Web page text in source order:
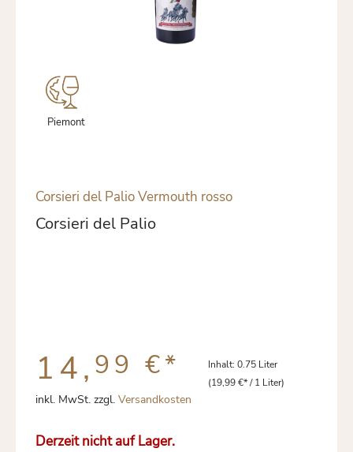
Piemont
Corsieri del Palio Vermouth rosso
Corsieri del Palio
14, 99 €* Inhalt: 0.75 Liter
(19,99 €* / 1 Liter)
inkl. MwSt. zzgl. Versandkosten
Derzeit nicht auf Lager.